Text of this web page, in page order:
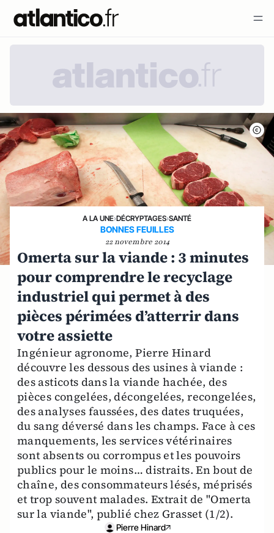
A LA UNE›DÉCRYPTAGES›SANTÉ
BONNES FEUILLES
22 novembre 2014
Omerta sur la viande : 3 minutes
pour comprendre le recyclage
industriel qui permet à des
pièces périmées d’atterrir dans
votre assiette
Ingénieur agronome, Pierre Hinard
découvre les dessous des usines à viande :
des asticots dans la viande hachée, des
pièces congelées, décongelées, recongelées,
des analyses faussées, des dates truquées,
du sang déversé dans les champs. Face à ces
manquements, les services vétérinaires
sont absents ou corrompus et les pouvoirs
publics pour le moins… distraits. En bout de
chaîne, des consommateurs lésés, méprisés
et trop souvent malades. Extrait de "Omerta
sur la viande", publié chez Grasset (1/2).
Pierre Hinard